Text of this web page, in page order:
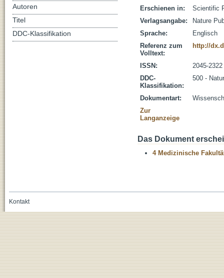
Erschienen in:
Scientific
Verlagsangabe:
Nature
Sprache:
Englisch
Referenz zum
Volltext:
http://
ISSN:
2045-2322
DDC-
Klassifikation:
500 -
Dokumentart:
Zur
Langanzeige
Das Dokument
4 Medizinische
Autoren
Titel
DDC-Klassifikation
Kontakt